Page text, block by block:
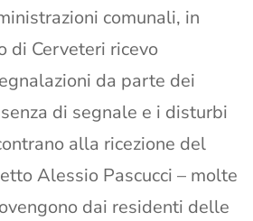
comunali, in
di Cerveteri ricevo
da parte dei
di segnale e i disturbi
alla ricezione del
Alessio Pascucci – molte
dai residenti delle